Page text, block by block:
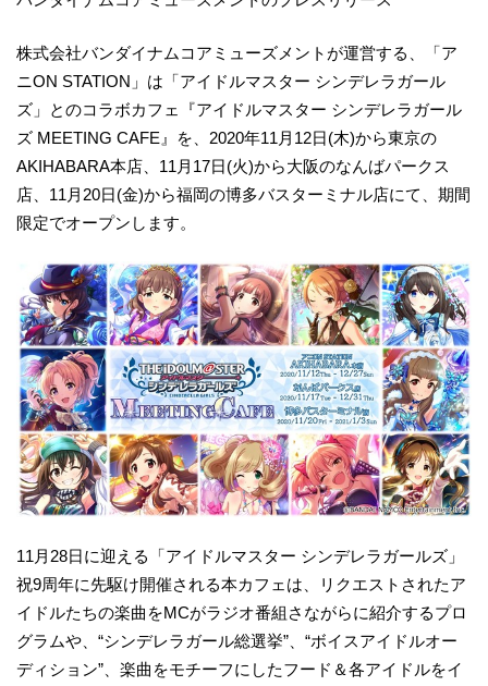
株式会社バンダイナムコアミューズメントが運営する、「ア
ニON STATION」は「アイドルマスター シンデレラガール
ズ」とのコラボカフェ『アイドルマスター シンデレラガール
ズ MEETING CAFE』を、2020年11月12日(木)から東京の
AKIHABARA本店、11月17日(火)から大阪のなんばパークス
店、11月20日(金)から福岡の博多バスターミナル店にて、期間
限定でオープンします。
11月28日に迎える「アイドルマスター シンデレラガールズ」
祝9周年に先駆け開催される本カフェは、リクエストされたア
イドルたちの楽曲をMCがラジオ番組さながらに紹介するプロ
グラムや、“シンデレラガール総選挙”、“ボイスアイドルオー
ディション”、楽曲をモチーフにしたフード＆各アイドルをイ